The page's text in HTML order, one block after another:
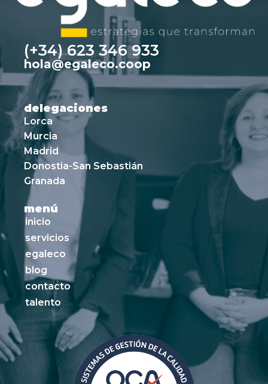
(+34) 623 346 933
hola@egaleco.coop
delegaciones
Lorca
Murcia
Madrid
Donostia-San Sebastián
Granada
menú
inicio
servicios
egaleco
blog
contacto
talento